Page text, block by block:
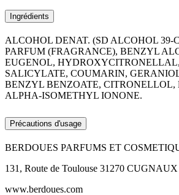
Ingrédients
ALCOHOL DENAT. (SD ALCOHOL 39-
PARFUM (FRAGRANCE), BENZYL
EUGENOL,
SALICYLATE, COUMARIN,
BENZYL BENZOATE, CITRONELLOL,
ALPHA-ISOMETHYL IONONE.
Précautions d'usage
BERDOUES PARFUMS ET
131, Route de Toulouse 31270 CUGNAUX
www.berdoues.com